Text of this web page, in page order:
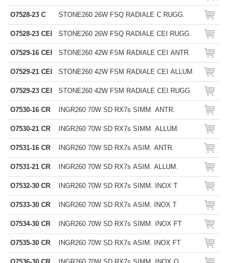
O7528-23 C STONE260 26W FSQ RADIALE C RUGG.
O7528-23 CEI STONE260 26W FSQ RADIALE CEI RUGG.
O7529-16 CEI STONE260 42W FSM RADIALE CEI ANTR.
O7529-21 CEI STONE260 42W FSM RADIALE CEI ALLUM.
O7529-23 CEI STONE260 42W FSM RADIALE CEI RUGG.
O7530-16 CR INGR260 70W SD RX7s SIMM. ANTR.
O7530-21 CR INGR260 70W SD RX7s SIMM. ALLUM.
O7531-16 CR INGR260 70W SD RX7s ASIM. ANTR.
O7531-21 CR INGR260 70W SD RX7s ASIM. ALLUM.
O7532-30 CR INGR260 70W SD RX7s SIMM. INOX T
O7533-30 CR INGR260 70W SD RX7s ASIM. INOX T
O7534-30 CR INGR260 70W SD RX7s SIMM. INOX FT
O7535-30 CR INGR260 70W SD RX7s ASIM. INOX FT